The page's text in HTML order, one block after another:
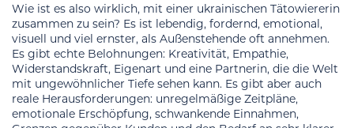
Wie ist es also wirklich, mit einer ukrainischen Tätowiererin
zusammen zu sein? Es ist lebendig, fordernd, emotional,
visuell und viel ernster, als Außenstehende oft annehmen.
Es gibt echte Belohnungen: Kreativität, Empathie,
Widerstandskraft, Eigenart und eine Partnerin, die die Welt
mit ungewöhnlicher Tiefe sehen kann. Es gibt aber auch
reale Herausforderungen: unregelmäßige Zeitpläne,
emotionale Erschöpfung, schwankende Einnahmen,